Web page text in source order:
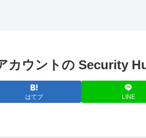
カウントの Security
はてブ LINE